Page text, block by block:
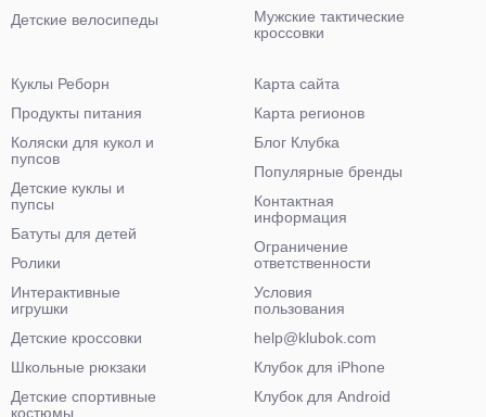
Детские велосипеды
Мужские тактические
кроссовки
Куклы Реборн
Продукты питания
Коляски для кукол и
пупсов
Детские куклы и
пупсы
Батуты для детей
Ролики
Интерактивные
игрушки
Детские кроссовки
Школьные рюкзаки
Детские спортивные
костюмы
Карта сайта
Карта регионов
Блог Клубка
Популярные бренды
Контактная
информация
Ограничение
ответственности
Условия
пользования
help@klubok.com
Клубок для iPhone
Клубок для Android